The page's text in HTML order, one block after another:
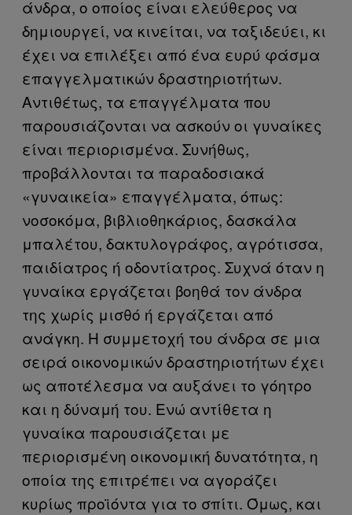
άνδρα, ο οποίος είναι ελεύθερος να
δημιουργεί, να κινείται, να ταξιδεύει, κι
έχει να επιλέξει από ένα ευρύ φάσμα
επαγγελματικών δραστηριοτήτων.
Αντιθέτως, τα επαγγέλματα που
παρουσιάζονται να ασκούν οι γυναίκες
είναι περιορισμένα. Συνήθως,
προβάλλονται τα παραδοσιακά
«γυναικεία» επαγγέλματα, όπως:
νοσοκόμα, βιβλιοθηκάριος, δασκάλα
μπαλέτου, δακτυλογράφος, αγρότισσα,
παιδίατρος ή οδοντίατρος. Συχνά όταν η
γυναίκα εργάζεται βοηθά τον άνδρα
της χωρίς μισθό ή εργάζεται από
ανάγκη. Η συμμετοχή του άνδρα σε μια
σειρά οικονομικών δραστηριοτήτων έχει
ως αποτέλεσμα να αυξάνει το γόητρο
και η δύναμή του. Ενώ αντίθετα η
γυναίκα παρουσιάζεται με
περιορισμένη οικονομική δυνατότητα, η
οποία της επιτρέπει να αγοράζει
κυρίως προϊόντα για το σπίτι. Όμως, και